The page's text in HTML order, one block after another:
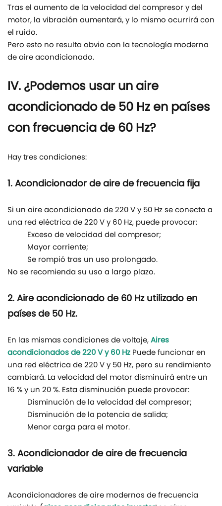
Tras el aumento de la velocidad del compresor y del
motor, la vibración aumentará, y lo mismo ocurrirá con
el ruido.
Pero esto no resulta obvio con la tecnología moderna
de aire acondicionado.
IV. ¿Podemos usar un aire
acondicionado de 50 Hz en países
con frecuencia de 60 Hz?
Hay tres condiciones:
1. Acondicionador de aire de frecuencia fija
Si un aire acondicionado de 220 V y 50 Hz se conecta a
una red eléctrica de 220 V y 60 Hz, puede provocar:
Exceso de velocidad del compresor;
Mayor corriente;
Se rompió tras un uso prolongado.
No se recomienda su uso a largo plazo.
2. Aire acondicionado de 60 Hz utilizado en
países de 50 Hz.
En las mismas condiciones de voltaje,Aires
acondicionados de 220 V y 60 Hz Puede funcionar en
una red eléctrica de 220 V y 50 Hz, pero su rendimiento
cambiará. La velocidad del motor disminuirá entre un
16 % y un 20 %. Esta disminución puede provocar:
Disminución de la velocidad del compresor;
Disminución de la potencia de salida;
Menor carga para el motor.
3. Acondicionador de aire de frecuencia
variable
Acondicionadores de aire modernos de frecuencia